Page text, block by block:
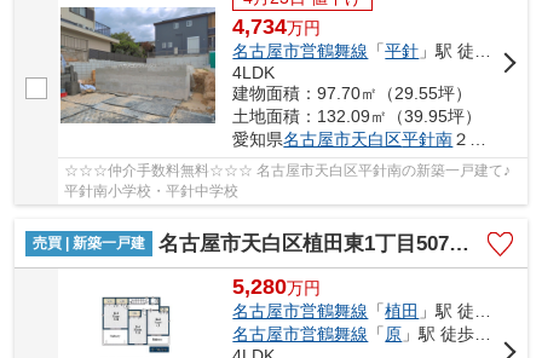
4,734万円
名古屋市営鶴舞線 「平針 」駅 徒歩19分
4LDK
建物面積：97.70㎡（29.55坪）
土地面積：132.09㎡（39.95坪）
愛知県名古屋市天白区平針南２丁目1301
☆☆☆仲介手数料無料☆☆☆ 名古屋市天白区平針南の新築一戸建て♪
平針南小学校・平針中学校
売買 | 新築一戸建 名古屋市天白区植田東1丁目507【仲介手数料無料】新築一戸建て
5,280万円
名古屋市営鶴舞線 「植田 」駅 徒歩21分
名古屋市営鶴舞線 「 原 」駅 徒歩19分